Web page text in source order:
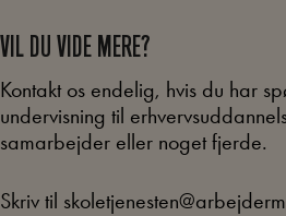
VIL DU VIDE MERE?
Kontakt os endelig, hvis du har
undervisning til
samarbejder eller noget fjerde.
Skriv til